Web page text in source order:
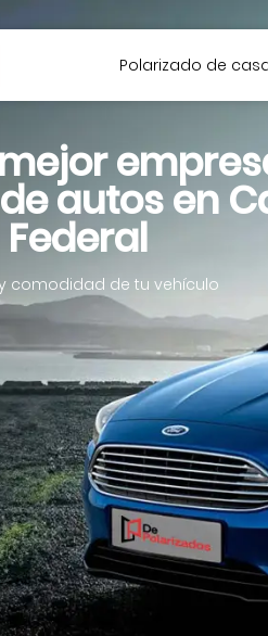
Polarizado de
autos en
Federal
comodidad de tu vehículo